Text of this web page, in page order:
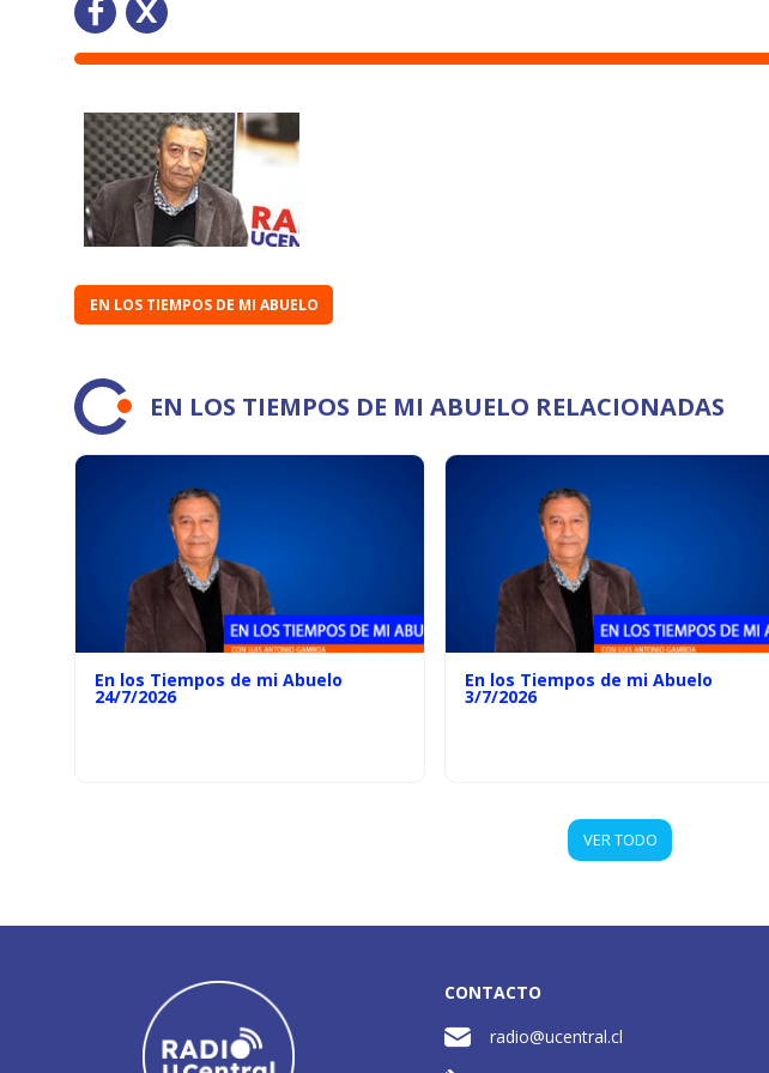
EN LOS TIEMPOS DE MI ABUELO
EN LOS TIEMPOS DE MI ABUELO RELACIONADAS
En los Tiempos de mi Abuelo
24/7/2026
En los Tiempos de mi Abuelo
3/7/2026
VER TODO
CONTACTO
radio@ucentral.cl